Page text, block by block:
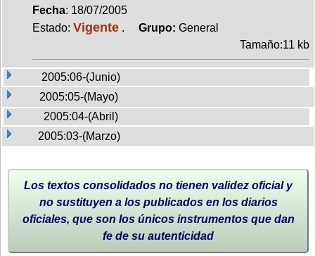
Fecha: 18/07/2005
Estado: Vigente . Grupo: General
Tamaño:11 kb
2005:06-(Junio)
2005:05-(Mayo)
2005:04-(Abril)
2005:03-(Marzo)
Los textos consolidados no tienen validez oficial y
no sustituyen a los publicados en los diarios
oficiales, que son los únicos instrumentos que dan
fe de su autenticidad